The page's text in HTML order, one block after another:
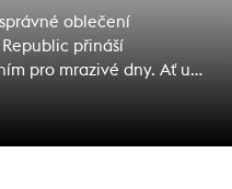
oblečení
přináší
pro mrazivé dny. Ať už
specialisté vám poradí
teplo, styl i